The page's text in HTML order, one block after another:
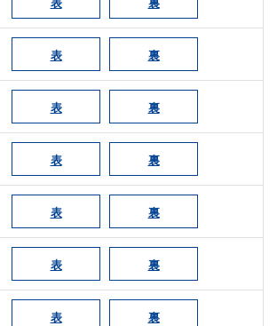
表 裏
表 裏
表 裏
表 裏
表 裏
表 裏